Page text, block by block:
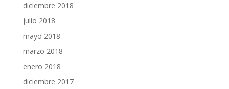
diciembre 2018
julio 2018
mayo 2018
marzo 2018
enero 2018
diciembre 2017